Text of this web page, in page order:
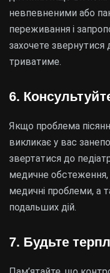
невпевненими або
переживання і
захочете
триватиме.
6.
Якщо проблема
викликає у вас
звертатися до
медичне
медичні проблеми, а
подальших дій.
7. Будьте